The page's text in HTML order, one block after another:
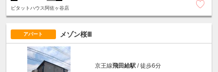
ピタットハウス阿佐ヶ谷店
アパート メゾン桜Ⅲ
京王線飛田給駅 / 徒歩6分